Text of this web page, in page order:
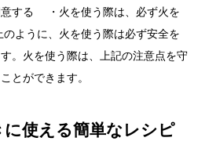
意する ・火を使う際は、必ず火を
ように、火を使う際は必ず安全を
。火を使う際は、上記の注意点を守
とができます。
使える簡単なレシピ